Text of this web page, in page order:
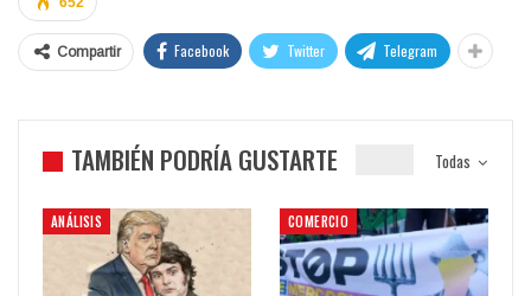
Compartir Facebook Twitter Telegram
Todas
TAMBIÉN PODRÍA GUSTARTE
ANÁLISIS COMERCIO